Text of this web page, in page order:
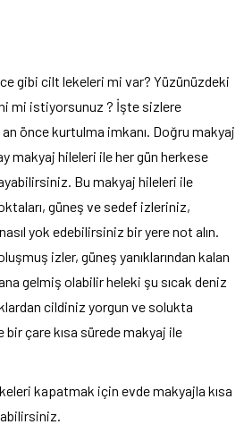
gibi cilt lekeleri mi var? Yüzünüzdeki
mi istiyorsunuz ? İşte sizlere
önce kurtulma imkanı. Doğru makyaj
makyaj hileleri ile her gün herkese
Bu makyaj hileleri ile
güneş ve sedef izleriniz,
yok edebilirsiniz bir yere not alın.
izler, güneş yanıklarından kalan
gelmiş olabilir heleki şu sıcak deniz
cildiniz yorgun ve solukta
çare kısa sürede makyaj ile
kapatmak için evde makyajla kısa